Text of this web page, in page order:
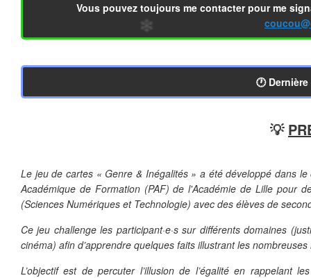
❄
❄
❄
❄
Vous pouvez toujours me contacter pour me
🕐
💡
Le jeu de cartes « Genre & Inégalités » a été développé dans
Académique de Formation (PAF) de l'Académie de Lille pour
(Sciences Numériques et Technologie) avec des élèves de
Ce jeu challenge les participant·e·s sur différents domaines
cinéma) afin d’apprendre quelques faits illustrant les
L’objectif est de percuter l’illusion de l’égalité en rappelant